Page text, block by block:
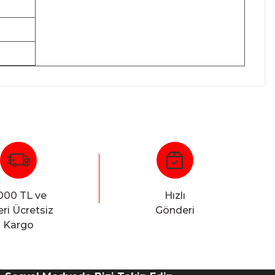
TL ve
Ücretsiz
Kargo
Hızlı
Gönderi